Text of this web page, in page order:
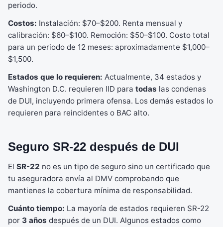
periodo.
Costos: Instalación: $70–$200. Renta mensual y
calibración: $60–$100. Remoción: $50–$100. Costo total
para un periodo de 12 meses: aproximadamente $1,000–
$1,500.
Estados que lo requieren: Actualmente, 34 estados y
Washington D.C. requieren IID para todas las condenas
de DUI, incluyendo primera ofensa. Los demás estados lo
requieren para reincidentes o BAC alto.
Seguro SR-22 después de DUI
El SR-22 no es un tipo de seguro sino un certificado que
tu aseguradora envía al DMV comprobando que
mantienes la cobertura mínima de responsabilidad.
Cuánto tiempo: La mayoría de estados requieren SR-22
por 3 años después de un DUI. Algunos estados como